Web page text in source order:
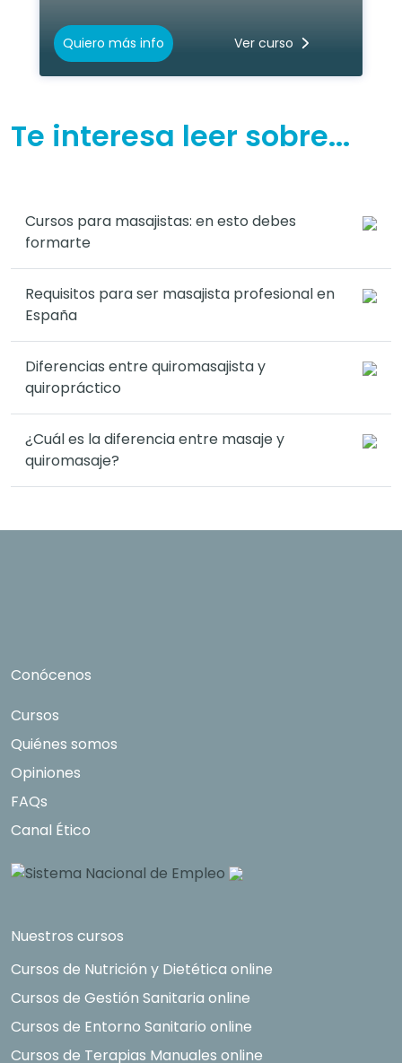
Quiero más info Ver curso
Te interesa leer sobre...
Cursos para masajistas: en esto debes
formarte
Requisitos para ser masajista profesional en
España
Diferencias entre quiromasajista y
quiropráctico
¿Cuál es la diferencia entre masaje y
quiromasaje?
Conócenos
Cursos
Quiénes somos
Opiniones
FAQs
Canal Ético
Nuestros cursos
Cursos de Nutrición y Dietética online
Cursos de Gestión Sanitaria online
Cursos de Entorno Sanitario online
Cursos de Terapias Manuales online